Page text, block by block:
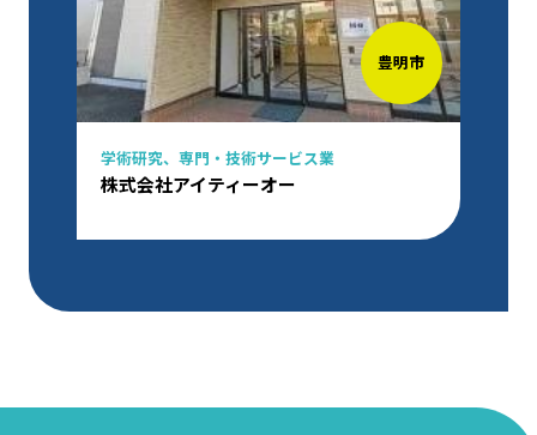
豊明市
学術研究、専門・技術サービス業
株式会社アイティーオー